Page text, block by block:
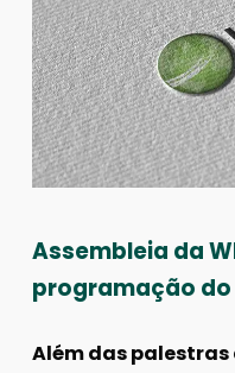
Assembleia da
programação
Além das